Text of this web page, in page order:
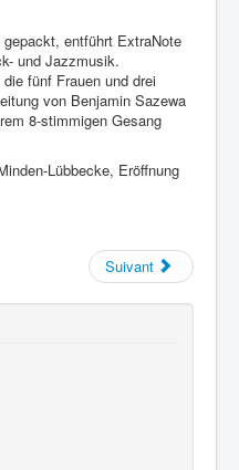
entführt ExtraNote
und Jazzmusik.
fünf Frauen und drei
von Benjamin Sazewa
8-stimmigen Gesang
Lübbecke, Eröffnung
Suivant